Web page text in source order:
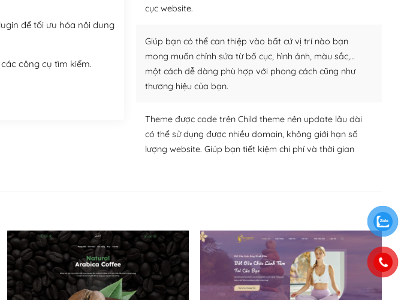
để tối ưu hóa nội dung
công cụ tìm kiếm.
Với kho Theme
viên và những người
cục website.
Giúp bạn có thể can thiệp vào bất cứ vị trí nào bạn
mong muốn chỉnh sửa từ bố cục, hình ảnh, màu sắc,…
một cách dễ dàng phù hợp với phong cách cũng như
thương hiệu của bạn.
Theme được code trên Child theme nên update lâu dài
có thể sử dụng được nhiều domain, không giới hạn số
lượng website. Giúp bạn tiết kiệm chi phí và thời gian